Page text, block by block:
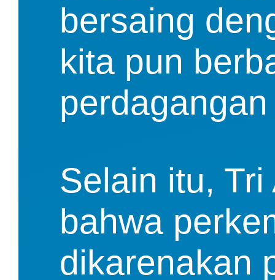
bersaing
kita pun
Selain itu,
bahwa
dikarenakan